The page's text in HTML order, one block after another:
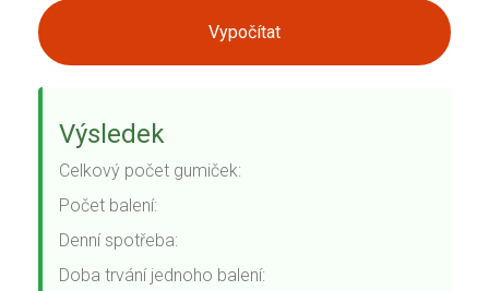
Vypočítat
Výsledek
Celkový počet gumiček:
Počet balení:
Denní spotřeba:
Doba trvání jednoho balení: